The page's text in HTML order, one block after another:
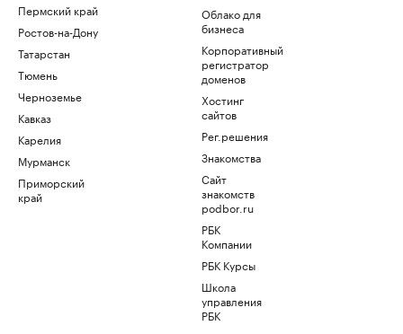
Пермский край
Ростов-на-Дону
Татарстан
Тюмень
Черноземье
Кавказ
Карелия
Мурманск
Приморский
край
Облако для
бизнеса
Корпоративный
регистратор
доменов
Хостинг
сайтов
Рег.решения
Знакомства
Сайт
знакомств
podbor.ru
РБК
Компании
РБК Курсы
Школа
управления
РБК